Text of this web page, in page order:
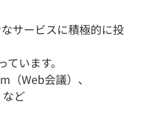
サービスに積極的に投
います。
Web会議）、
ど